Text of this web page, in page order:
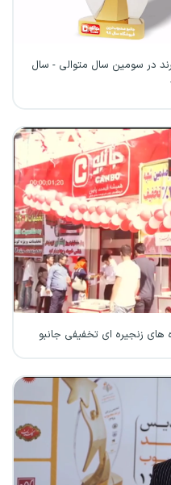
در سومین سال متوالی - سال
های زنجیره ای تخفیفی جانبو